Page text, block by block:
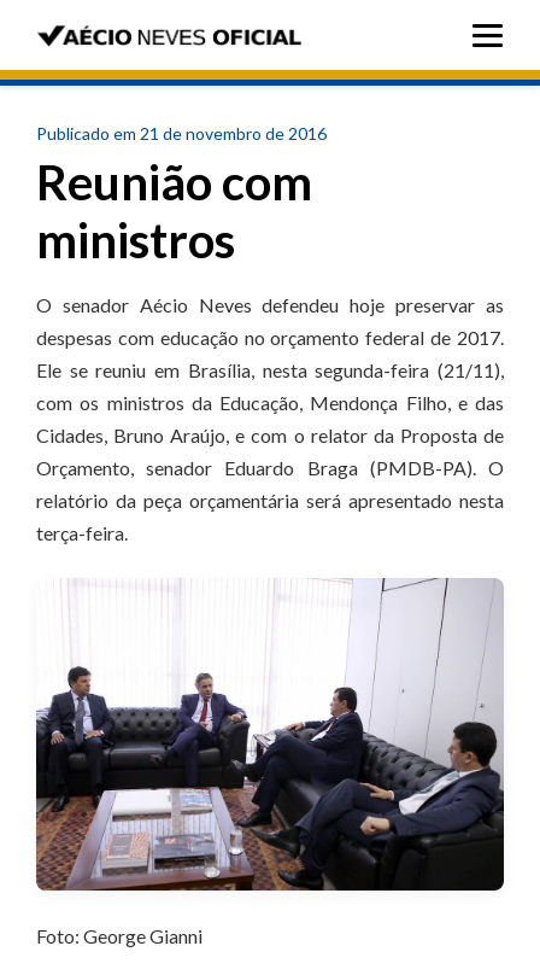
Publicado em 21 de novembro de 2016
Reunião com
ministros
O senador Aécio Neves defendeu hoje preservar as
despesas com educação no orçamento federal de 2017.
Ele se reuniu em Brasília, nesta segunda-feira (21/11),
com os ministros da Educação, Mendonça Filho, e das
Cidades, Bruno Araújo, e com o relator da Proposta de
Orçamento, senador Eduardo Braga (PMDB-PA). O
relatório da peça orçamentária será apresentado nesta
terça-feira.
Foto: George Gianni